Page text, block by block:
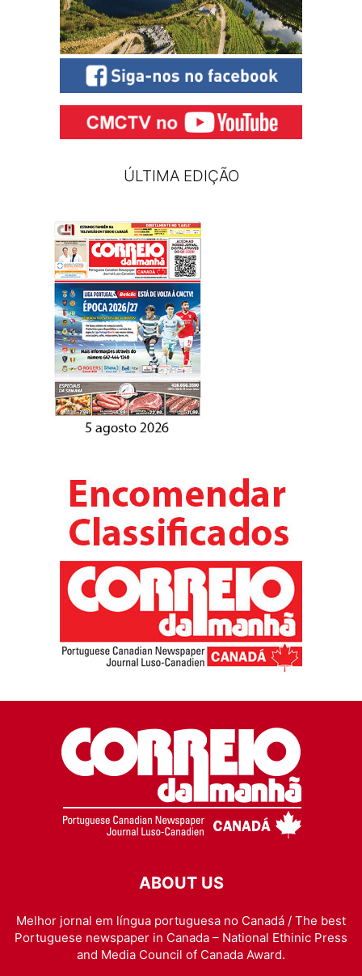
ÚLTIMA EDIÇÃO
ABOUT US
Melhor jornal em língua portuguesa no Canadá / The best
Portuguese newspaper in Canada – National Ethinic Press
and Media Council of Canada Award.